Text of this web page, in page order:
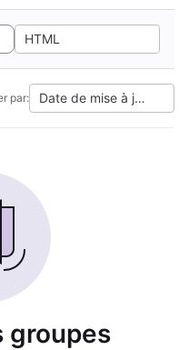
HTML
par: Date de mise à jour
groupes